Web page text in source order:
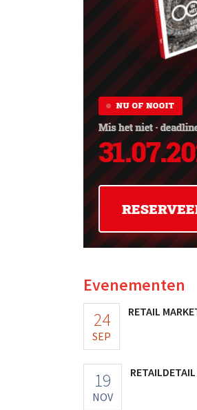
Evenementen
24
SEP
RETAIL
19
NOV